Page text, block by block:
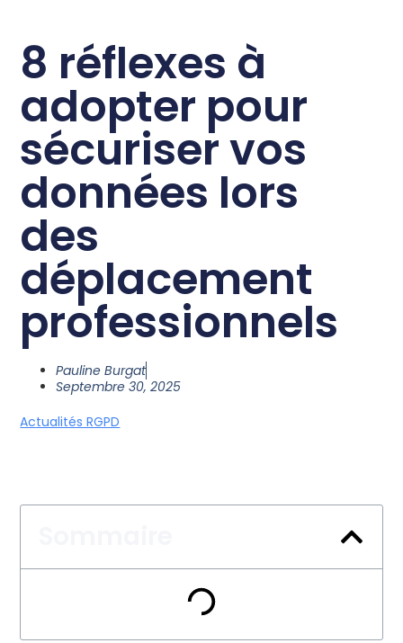
8 réflexes à
adopter pour
sécuriser vos
données lors
des
déplacement
professionnels
Pauline Burgat
Septembre 30, 2025
Actualités RGPD